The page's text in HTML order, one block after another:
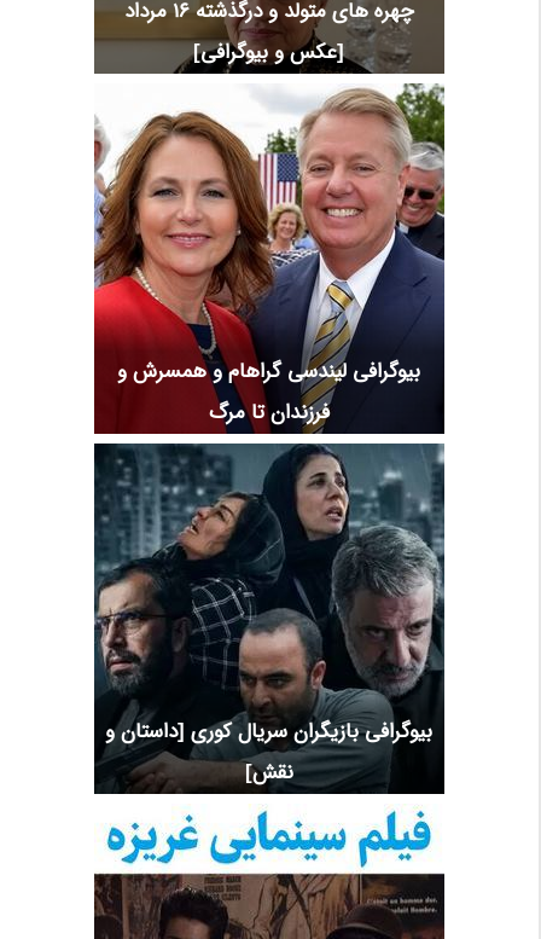
چهره های متولد و درگذشته 16 مرداد
[عکس و بیوگرافی]
بیوگرافی لیندسی گراهام و همسرش و
فرزندان تا مرگ
بیوگرافی بازیگران سریال کوری [داستان و
نقش]